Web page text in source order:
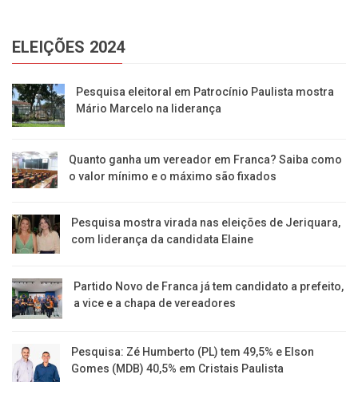
ELEIÇÕES 2024
Pesquisa eleitoral em Patrocínio Paulista mostra
Mário Marcelo na liderança
Quanto ganha um vereador em Franca? Saiba como
o valor mínimo e o máximo são fixados
Pesquisa mostra virada nas eleições de Jeriquara,
com liderança da candidata Elaine
Partido Novo de Franca já tem candidato a prefeito,
a vice e a chapa de vereadores
Pesquisa: Zé Humberto (PL) tem 49,5% e Elson
Gomes (MDB) 40,5% em Cristais Paulista